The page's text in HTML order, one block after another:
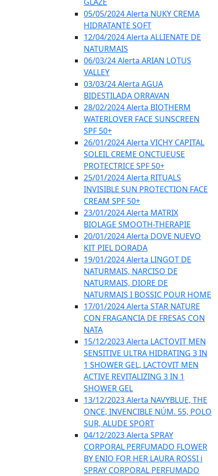
05/05/2024 Alerta NUKY CREMA
HIDRATANTE SOFT
12/04/2024 Alerta ALLIENATE DE
NATURMAIS
06/03/24 Alerta ARIAN LOTUS
VALLEY
03/03/24 Alerta AGUA
BIDESTILADA ORRAVAN
28/02/2024 Alerta BIOTHERM
WATERLOVER FACE SUNSCREEN
SPF 50+
26/01/2024 Alerta VICHY CAPITAL
SOLEIL CREME ONCTUEUSE
PROTECTRICE SPF 50+
25/01/2024 Alerta RITUALS
INVISIBLE SUN PROTECTION FACE
CREAM SPF 50+
23/01/2024 Alerta MATRIX
BIOLAGE SMOOTH-THERAPIE
20/01/2024 Alerta DOVE NUEVO
KIT PIEL DORADA
19/01/2024 Alerta LINGOT DE
NATURMAIS, NARCISO DE
NATURMAIS, DIORE DE
NATURMAIS I BOSSIC POUR HOME
17/01/2024 Alerta STAR NATURE
CON FRAGANCIA DE FRESAS CON
NATA
15/12/2023 Alerta LACTOVIT MEN
SENSITIVE ULTRA HIDRATING 3 IN
1 SHOWER GEL, LACTOVIT MEN
ACTIVE REVITALIZING 3 IN 1
SHOWER GEL
13/12/2023 Alerta NAVYBLUE, THE
ONCE, INVENCIBLE NÚM. 55, POLO
SUR, ALUDE SPORT
04/12/2023 Alerta SPRAY
CORPORAL PERFUMADO FLOWER
BY ENIO FOR HER LAURA ROSSI i
SPRAY CORPORAL PERFUMADO